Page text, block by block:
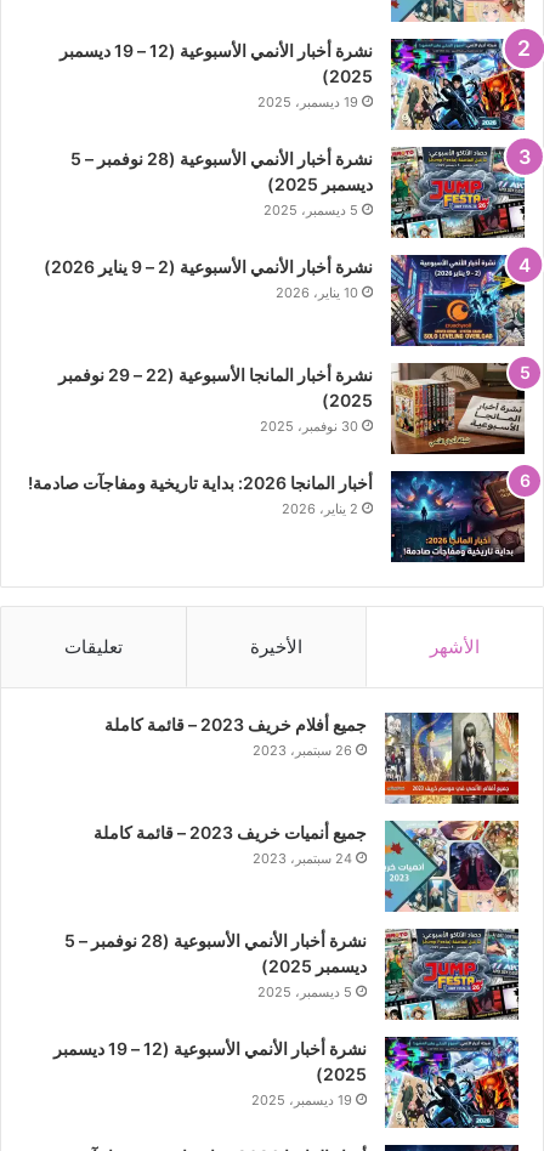
نشرة أخبار الأنمي الأسبوعية (12 – 19 ديسمبر
2025)
19 ديسمبر، 2025
نشرة أخبار الأنمي الأسبوعية (28 نوفمبر – 5
ديسمبر 2025)
5 ديسمبر، 2025
نشرة أخبار الأنمي الأسبوعية (2 – 9 يناير 2026)
10 يناير، 2026
نشرة أخبار المانجا الأسبوعية (22 – 29 نوفمبر
2025)
30 نوفمبر، 2025
أخبار المانجا 2026: بداية تاريخية ومفاجآت صادمة!
2 يناير، 2026
الأشهر الأخيرة تعليقات
جميع أفلام خريف 2023 – قائمة كاملة
26 سبتمبر، 2023
جميع أنميات خريف 2023 – قائمة كاملة
24 سبتمبر، 2023
نشرة أخبار الأنمي الأسبوعية (28 نوفمبر – 5
ديسمبر 2025)
5 ديسمبر، 2025
نشرة أخبار الأنمي الأسبوعية (12 – 19 ديسمبر
2025)
19 ديسمبر، 2025